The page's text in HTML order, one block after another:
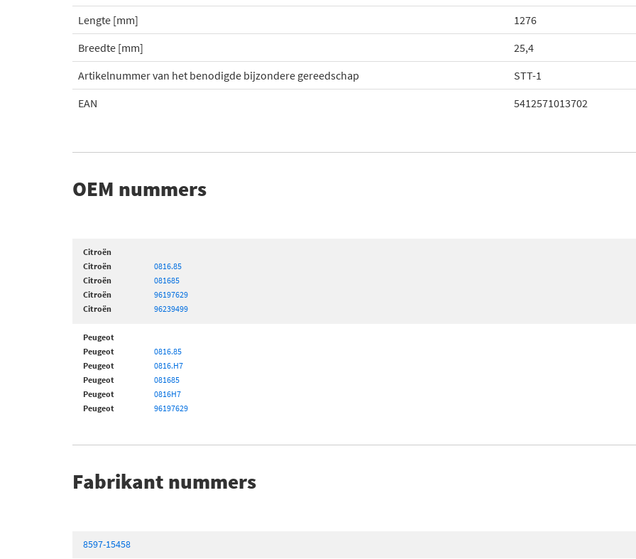
Lengte [mm]
1276
Breedte [mm]
25,4
Artikelnummer van het benodigde bijzondere gereedschap
STT-1
EAN
5412571013702
OEM nummers
Citroën
Citroën
0816.85
Citroën
081685
Citroën
96197629
Citroën
96239499
Peugeot
Peugeot
0816.85
Peugeot
0816.H7
Peugeot
081685
Peugeot
0816H7
Peugeot
96197629
Fabrikant nummers
8597-15458